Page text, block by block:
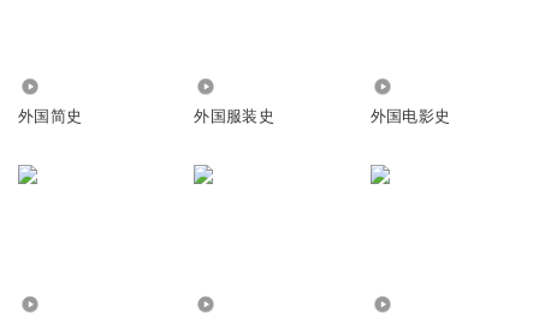
外国简史 外国服装史 外国电影史